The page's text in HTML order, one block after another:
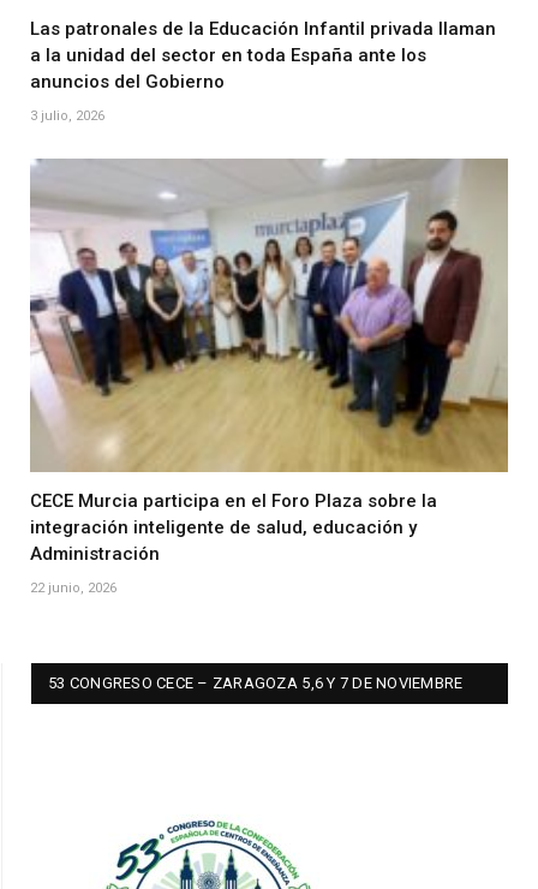
Las patronales de la Educación Infantil privada llaman
a la unidad del sector en toda España ante los
anuncios del Gobierno
3 julio, 2026
CECE Murcia participa en el Foro Plaza sobre la
integración inteligente de salud, educación y
Administración
22 junio, 2026
53 CONGRESO CECE – ZARAGOZA 5,6 Y 7 DE NOVIEMBRE